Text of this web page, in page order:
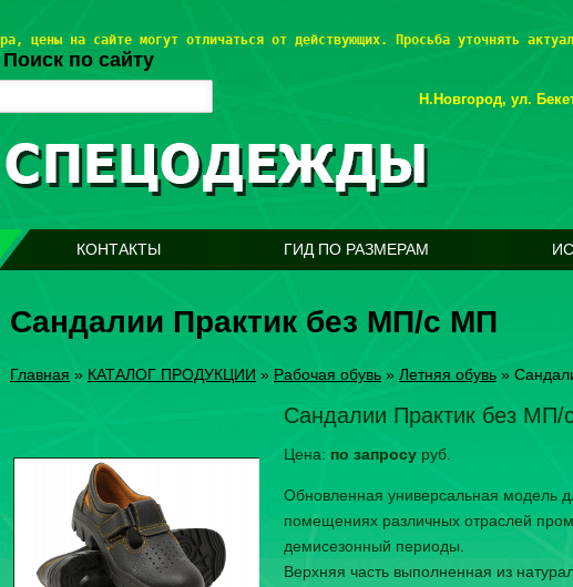
Поиск по сайту
цены на сайте могут отличаться от действующих. Просьба уточнять
Н.Новгород, ул.
КОНТАКТЫ ГИД ПО РАЗМЕРАМ
Сандалии Практик без МП/с МП
Главная » КАТАЛОГ ПРОДУКЦИИ » Рабочая обувь » Летняя обувь »
Сандалии Практик без
Цена: по запросу руб.
Обновленная универсальная модель
помещениях различных отраслей
демисезонный периоды.
Верхняя часть выполненная из